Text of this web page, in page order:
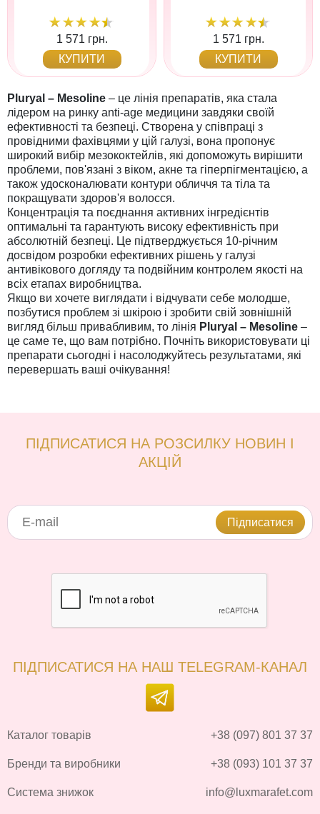
1 571 грн.
КУПИТИ
1 571 грн.
КУПИТИ
Pluryal – Mesoline – це лінія препаратів, яка стала
лідером на ринку anti-age медицини завдяки своїй
ефективності та безпеці. Створена у співпраці з
провідними фахівцями у цій галузі, вона пропонує
широкий вибір мезококтейлів, які допоможуть вирішити
проблеми, пов'язані з віком, акне та гіперпігментацією, а
також удосконалювати контури обличчя та тіла та
покращувати здоров'я волосся.
Концентрація та поєднання активних інгредієнтів
оптимальні та гарантують високу ефективність при
абсолютній безпеці. Це підтверджується 10-річним
досвідом розробки ефективних рішень у галузі
антивікового догляду та подвійним контролем якості на
всіх етапах виробництва.
Якщо ви хочете виглядати і відчувати себе молодше,
позбутися проблем зі шкірою і зробити свій зовнішній
вигляд більш привабливим, то лінія Pluryal – Mesoline –
це саме те, що вам потрібно. Почніть використовувати ці
препарати сьогодні і насолоджуйтесь результатами, які
перевершать ваші очікування!
ПІДПИСАТИСЯ НА РОЗСИЛКУ НОВИН І
АКЦІЙ
Підписатися
ПІДПИСАТИСЯ НА НАШ TELEGRAM-КАНАЛ
Каталог товарів
Бренди та виробники
Система знижок
+38 (097) 801 37 37
+38 (093) 101 37 37
info@luxmarafet.com